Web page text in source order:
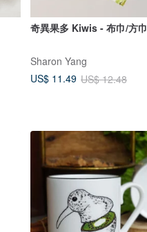
奇異果多 Kiwis - 布巾/方巾
Sharon Yang
US$ 11.49 US$ 12.48